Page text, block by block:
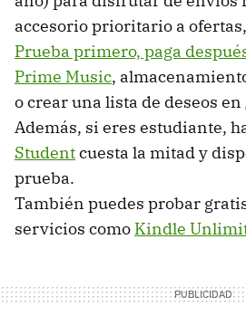
accesorio prioritario a
Prueba primero, paga
Prime Music,
o crear una lista de deseos en
Además, si eres estudiante,
Studentcuesta la mitad y
prueba.
También puedes probar
servicios como Kindle